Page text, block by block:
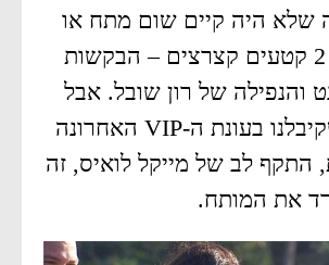
שלא היה קיים שום מתח או
דרמה למעט 2 קטעים קצרצים – הבקשות
והנפילה של רון שובל. אבל
ביחס למה שקיבלנו בעונת ה-VIP האחרונה
התקף לב של מייקל לואיס, זה
את המותח.